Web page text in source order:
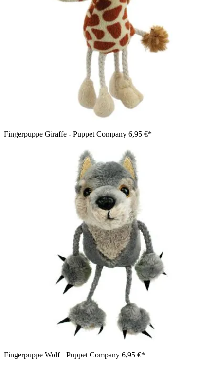
Fingerpuppe Giraffe - Puppet Company 6,95 €*
Fingerpuppe Wolf - Puppet Company 6,95 €*